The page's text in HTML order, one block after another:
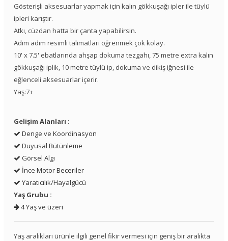
Gösterişli aksesuarlar yapmak için kalın gökkuşağı ipler ile tüylü
ipleri karıştır.
Atkı, cüzdan hatta bir çanta yapabilirsin.
Adım adım resimli talimatları öğrenmek çok kolay.
10' x 7.5' ebatlarında ahşap dokuma tezgahı, 75 metre extra kalın
gökkuşağı iplik, 10 metre tüylü ip, dokuma ve dikiş iğnesi ile
eğlenceli aksesuarlar içerir.
Yaş:7+
Gelişim Alanları :
Denge ve Koordinasyon
Duyusal Bütünleme
Görsel Algı
İnce Motor Beceriler
Yaratıcılık/Hayalgücü
Yaş Grubu :
4 Yaş ve üzeri
Yaş aralıkları ürünle ilgili genel fikir vermesi için geniş bir aralıkta